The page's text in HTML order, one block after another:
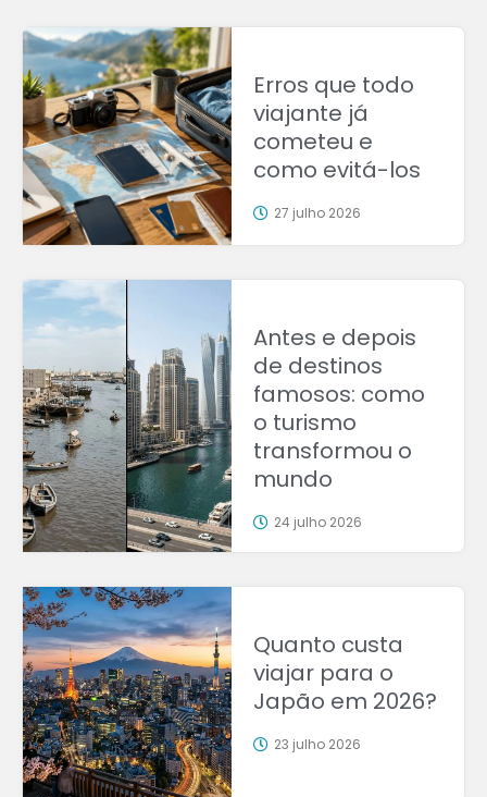
Erros que todo
viajante já
cometeu e
como evitá-los
27 julho 2026
Antes e depois
de destinos
famosos: como
o turismo
transformou o
mundo
24 julho 2026
Quanto custa
viajar para o
Japão em 2026?
23 julho 2026